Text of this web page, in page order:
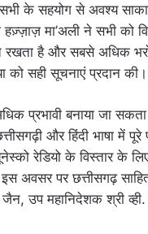
के सहयोग से अवश्य
मा’अली ने सभी को
रखता है और सबसे अधिक
को सही सूचनाएं प्रदान की।
प्रभावी बनाया जा
और हिंदी भाषा में
रेडियो के विस्तार के
अवसर पर छत्तीसगढ़
उप महानिदेशक श्री व्ही.